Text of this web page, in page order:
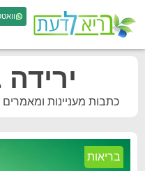
כתבות מעניינות
בריאות